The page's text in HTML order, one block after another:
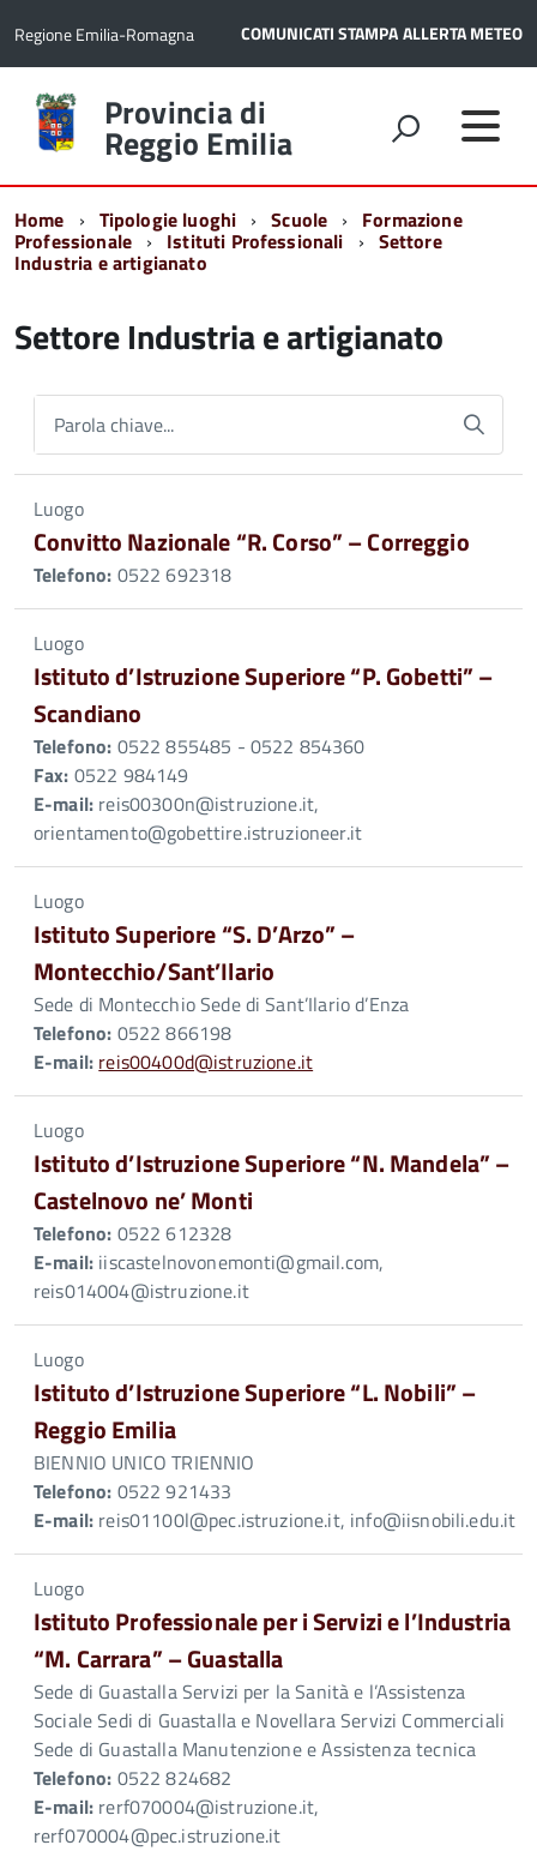
Regione Emilia-Romagna COMUNICATI STAMPAALLERTA METEO
Torna
alla
home
Provincia di
Reggio Emilia
Home Tipologie luoghi Scuole Formazione
Professionale Istituti Professionali Settore
Industria e artigianato
Settore Industria e artigianato
Parola chiave...
Luogo
Convitto Nazionale “R. Corso” – Correggio
Telefono: 0522 692318
Luogo
Istituto d’Istruzione Superiore “P. Gobetti” –
Scandiano
Telefono: 0522 855485 - 0522 854360
Fax: 0522 984149
E-mail: reis00300n@istruzione.it,
orientamento@gobettire.istruzioneer.it
Luogo
Istituto Superiore “S. D’Arzo” –
Montecchio/Sant’Ilario
Sede di Montecchio Sede di Sant’Ilario d’Enza
Telefono: 0522 866198
E-mail: reis00400d@istruzione.it
Luogo
Istituto d’Istruzione Superiore “N. Mandela” –
Castelnovo ne’ Monti
Telefono: 0522 612328
E-mail: iiscastelnovonemonti@gmail.com,
reis014004@istruzione.it
Luogo
Istituto d’Istruzione Superiore “L. Nobili” –
Reggio Emilia
BIENNIO UNICO TRIENNIO
Telefono: 0522 921433
E-mail: reis01100l@pec.istruzione.it, info@iisnobili.edu.it
Luogo
Istituto Professionale per i Servizi e l’Industria
“M. Carrara” – Guastalla
Sede di Guastalla Servizi per la Sanità e l’Assistenza
Sociale Sedi di Guastalla e Novellara Servizi Commerciali
Sede di Guastalla Manutenzione e Assistenza tecnica
Telefono: 0522 824682
E-mail: rerf070004@istruzione.it,
rerf070004@pec.istruzione.it